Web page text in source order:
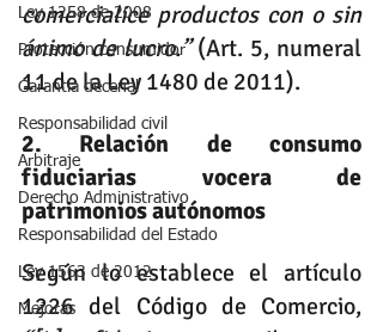
Ley 1258 de 2008
Protección consumidor
Garantia decenal
Responsabilidad civil
Arbitraje
Derecho Administrativo
Responsabilidad del Estado
Ley 1563 de 2012
Mejoras
comercialice productos con o sin
ánimo de lucro.” (Art. 5, numeral
11 de la Ley 1480 de 2011).
2. Relación de consumo
fiduciarias vocera de
patrimonios autónomos
Según lo establece el artículo